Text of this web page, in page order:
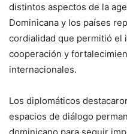
distintos aspectos de la
Dominicana y los países
cordialidad que permitió el
cooperación y
internacionales.
Los diplomáticos
espacios de diálogo